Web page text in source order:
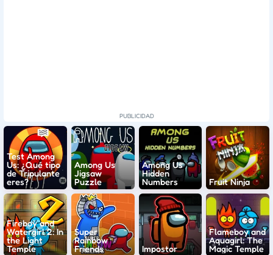
Test Among
Us: ¿Qué tipo
de Tripulante
eres?
Among Us
Jigsaw
Puzzle
Among Us
Hidden
Numbers
Fruit Ninja
Fireboy and
Watergirl 2: In
the Light
Temple
Super
Rainbow
Friends
Impostor
Flameboy and
Aquagirl: The
Magic Temple